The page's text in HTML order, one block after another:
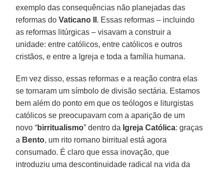
exemplo das consequências não planejadas das
reformas doVaticano II . Essas reformas – incluindo
as reformas litúrgicas – visavam a construir a
unidade: entre católicos, entre católicos e outros
cristãos, e entre a Igreja e toda a família humana.
Em vez disso, essas reformas e a reação contra elas
se tornaram um símbolo de divisão sectária. Estamos
bem além do ponto em que os teólogos e liturgistas
católicos se preocupavam com a aparição de um
novo “birritualismo” dentro da Igreja Católica: graças
a Bento, um rito romano birritual está agora
consumado. É claro que essa inovação, que
introduziu uma descontinuidade radical na vida da